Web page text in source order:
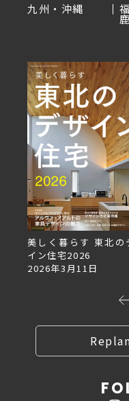
九州・沖縄
美しく暮らす 東北の
イン住宅2026
2026年3月11日